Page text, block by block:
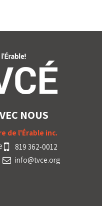
NOUS
de l'Érable inc.
819 362-0012
info@tvce.org